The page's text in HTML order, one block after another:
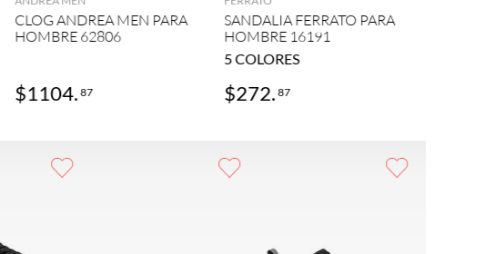
CLOG ANDREA MEN PARA
HOMBRE 62806
$1104.87
SANDALIA FERRATO PARA
HOMBRE 16191
5COLORES
$272.87